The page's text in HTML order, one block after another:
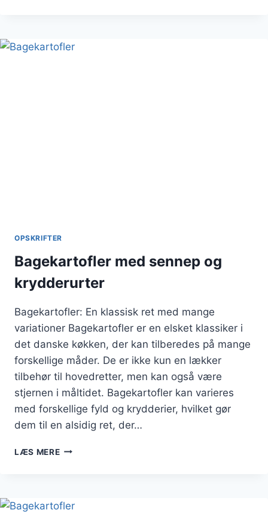
OPSKRIFTER
Bagekartofler med sennep og
krydderurter
Bagekartofler: En klassisk ret med mange
variationer Bagekartofler er en elsket klassiker i
det danske køkken, der kan tilberedes på mange
forskellige måder. De er ikke kun en lækker
tilbehør til hovedretter, men kan også være
stjernen i måltidet. Bagekartofler kan varieres
med forskellige fyld og krydderier, hvilket gør
dem til en alsidig ret, der…
LÆS MEREBAGEKARTOFLER